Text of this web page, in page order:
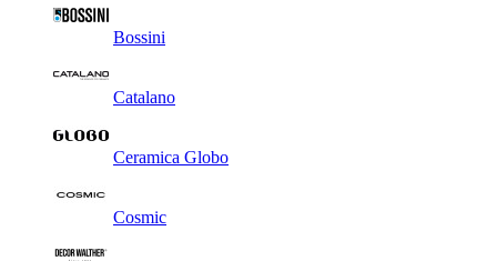
Bossini
Catalano
Ceramica Globo
Cosmic